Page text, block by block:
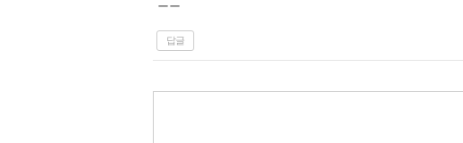
ㅡㅡ
답글